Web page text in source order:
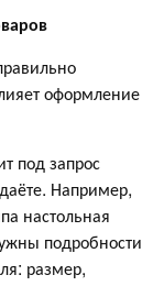
оформление
под запрос
Например,
настольная
подробности
размер,